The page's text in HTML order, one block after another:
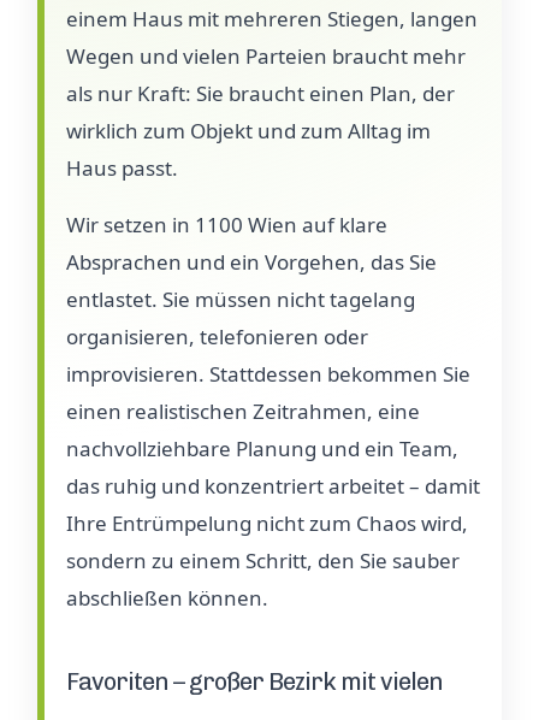
einem Haus mit mehreren Stiegen, langen
Wegen und vielen Parteien braucht mehr
als nur Kraft: Sie braucht einen Plan, der
wirklich zum Objekt und zum Alltag im
Haus passt.
Wir setzen in 1100 Wien auf klare
Absprachen und ein Vorgehen, das Sie
entlastet. Sie müssen nicht tagelang
organisieren, telefonieren oder
improvisieren. Stattdessen bekommen Sie
einen realistischen Zeitrahmen, eine
nachvollziehbare Planung und ein Team,
das ruhig und konzentriert arbeitet – damit
Ihre Entrümpelung nicht zum Chaos wird,
sondern zu einem Schritt, den Sie sauber
abschließen können.
Favoriten – großer Bezirk mit vielen